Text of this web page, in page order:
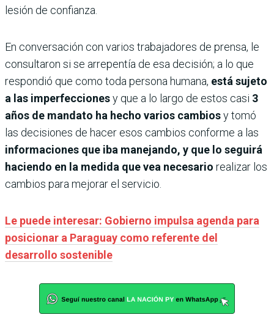
lesión de confianza.
En conversación con varios trabajadores de prensa, le
consultaron si se arrepentía de esa decisión; a lo que
respondió que como toda persona humana, está sujeto
a las imperfeccionesy que a lo largo de estos casi 3
años de mandato ha hecho varios cambiosy tomó
las decisiones de hacer esos cambios conforme a las
informaciones que iba manejando, y que lo seguirá
haciendo en la medida que vea necesario realizar los
cambios para mejorar el servicio.
Le puede interesar: Gobierno impulsa agenda para
posicionar a Paraguay como referente del
desarrollo sostenible